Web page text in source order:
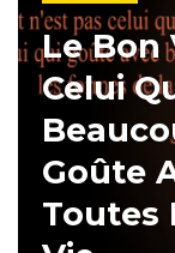
Le Bon
Celui
Goûte
Toutes